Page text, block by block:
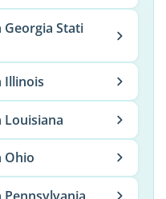
Stati
Illinois
Louisiana
Ohio